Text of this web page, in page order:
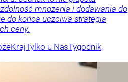
mnożenia i dodawania do
do końca uczciwa strategia
ceny.
KrajTylko u NasTygodnik